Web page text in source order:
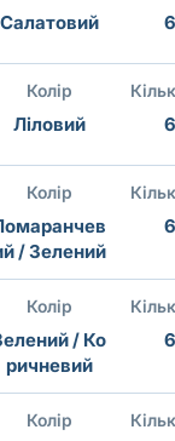
Салатовий 6
Колір
Ліловий 6
Колір
/ Зелений
6
Колір
/ Ко
ричневий
6
Колір